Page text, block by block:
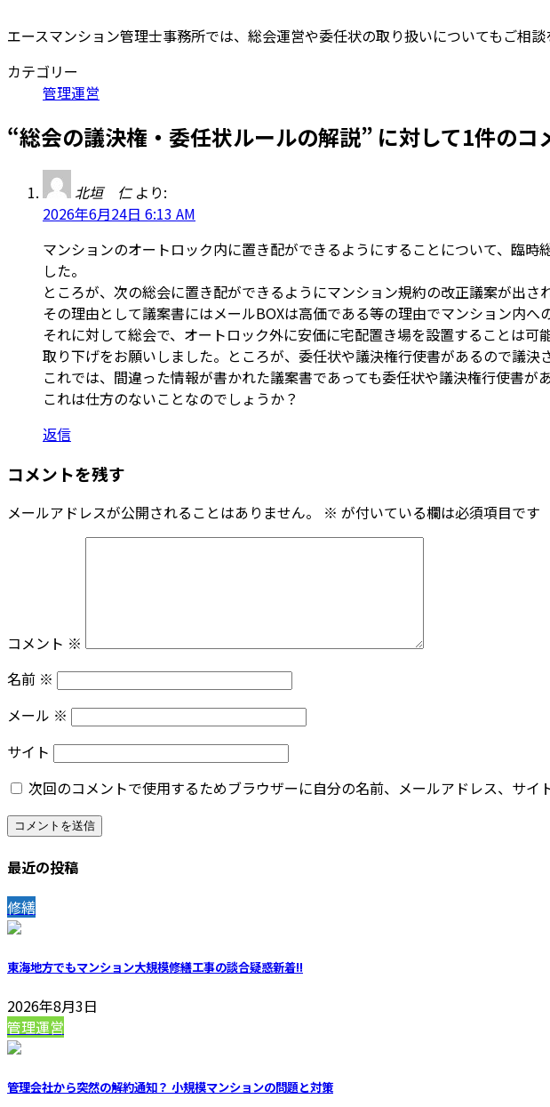
エースマンション管理士事務所では、総会運営や委任状の取り扱いについてもご相
カテゴリー
管理運営
“総会の議決権・委任状ルールの解説” に対して1件のコ
北垣 仁 より:
2026年6月24日 6:13 AM
マンションのオートロック内に置き配ができるようにすることについて、臨
した。
ところが、次の総会に置き配ができるようにマンション規約の改正議案が出さ
その理由として議案書にはメールBOXは高価である等の理由でマンション内
それに対して総会で、オートロック外に安価に宅配置き場を設置することは可
取り下げをお願いしました。ところが、委任状や議決権行使書があるので議決
これでは、間違った情報が書かれた議案書であっても委任状や議決権行使書が
これは仕方のないことなのでしょうか？
返信
コメントを残す
メールアドレスが公開されることはありません。 ※ が付いている欄は必須項目です
コメント ※
名前 ※
メール ※
サイト
次回のコメントで使用するためブラウザーに自分の名前、メールアドレス、サイ
最近の投稿
修繕
東海地方でもマンション大規模修繕工事の談合疑惑新着!!
2026年8月3日
管理運営
管理会社から突然の解約通知？ 小規模マンションの問題と対策